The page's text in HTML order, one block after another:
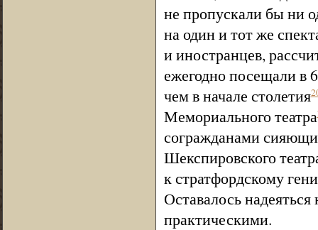
не пропускали бы ни
на один и тот же
и иностранцев,
ежегодно посещали в
чем в начале столетия
Мемориального театра
согражданами
Шекспировского
к стратфордскому
Оставалось
практическими.